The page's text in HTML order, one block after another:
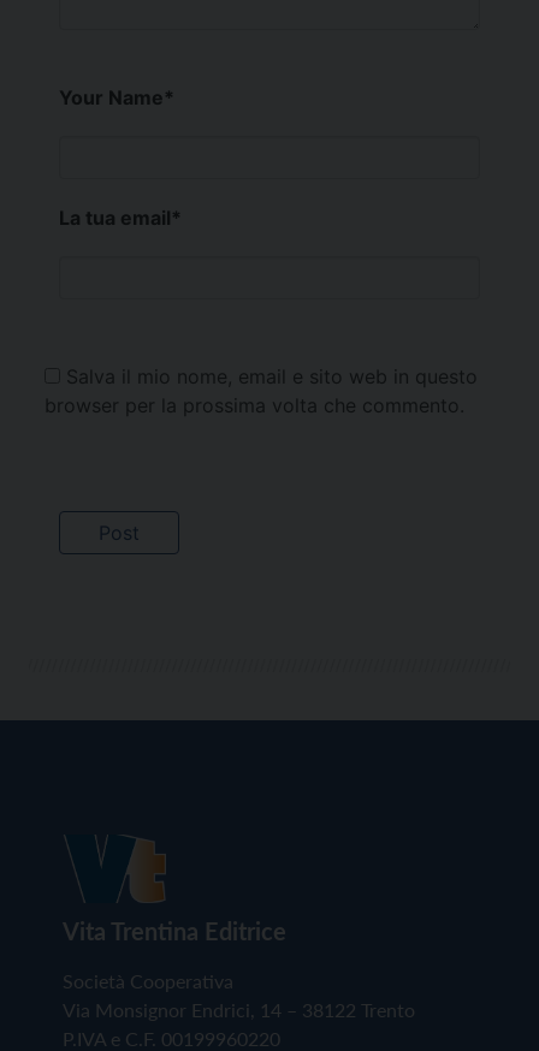
Your Name*
La tua email*
Salva il mio nome, email e sito web in questo
browser per la prossima volta che commento.
Vita Trentina Editrice
Società Cooperativa
Via Monsignor Endrici, 14 – 38122 Trento
P.IVA e C.F. 00199960220